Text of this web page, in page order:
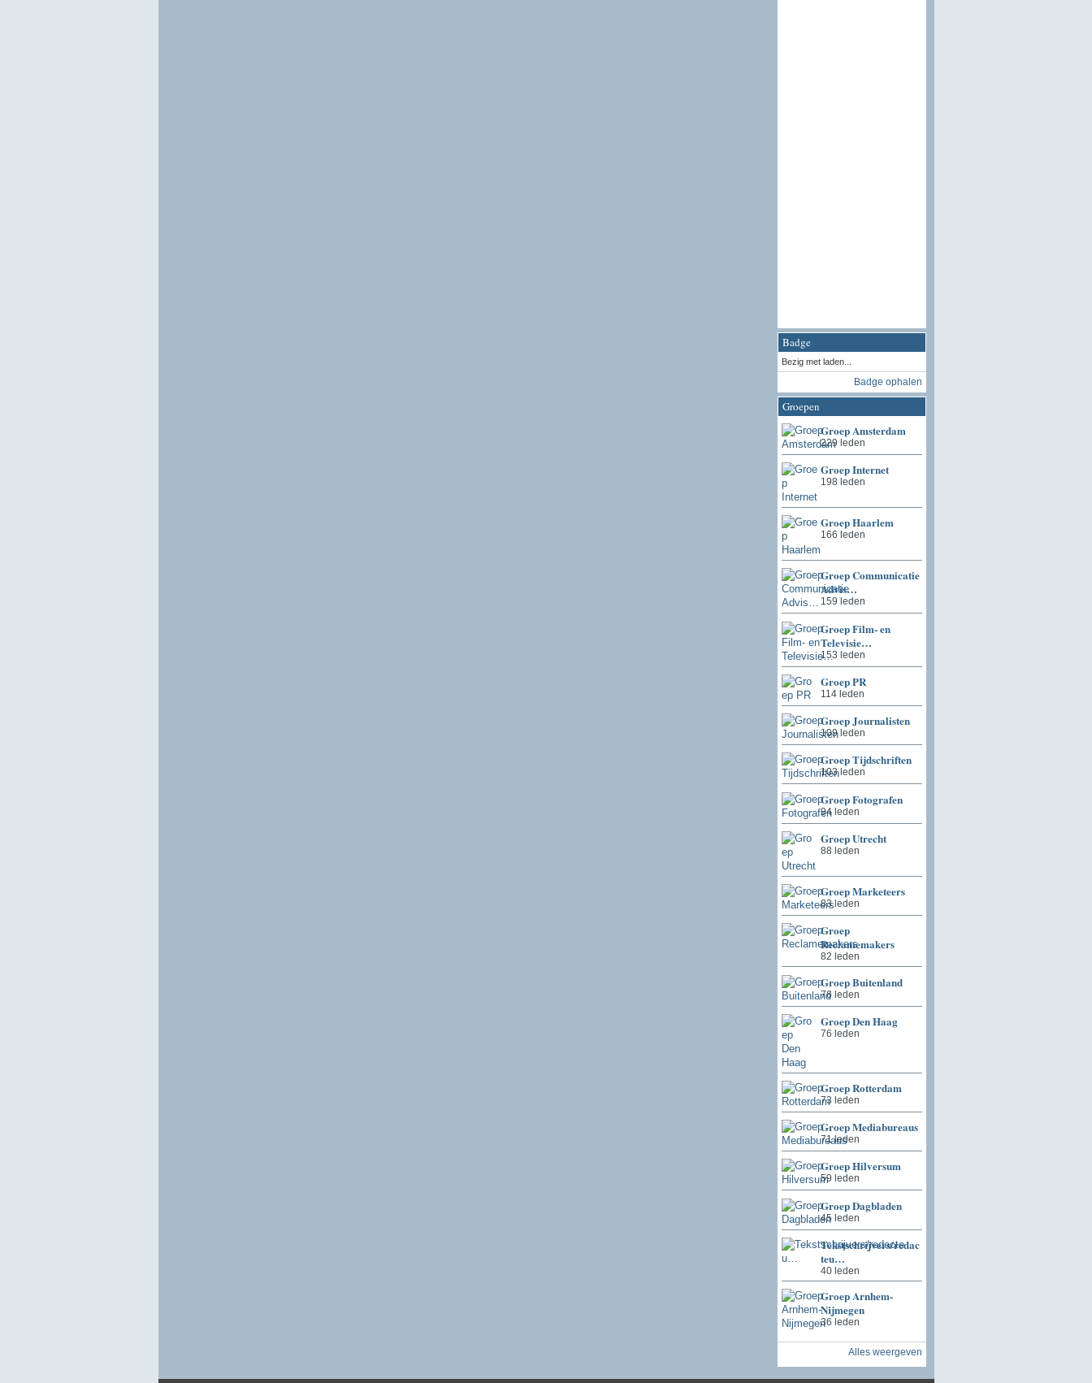
Badge
Bezig met laden...
Badge ophalen
Groepen
Groep Amsterdam
229 leden
Groep Internet
198 leden
Groep Haarlem
166 leden
Groep Communicatie
Advis…
159 leden
Groep Film- en
Televisie…
153 leden
Groep PR
114 leden
Groep Journalisten
109 leden
Groep Tijdschriften
103 leden
Groep Fotografen
94 leden
Groep Utrecht
88 leden
Groep Marketeers
83 leden
Groep
Reclamemakers
82 leden
Groep Buitenland
76 leden
Groep Den Haag
76 leden
Groep Rotterdam
73 leden
Groep Mediabureaus
71 leden
Groep Hilversum
59 leden
Groep Dagbladen
45 leden
Tekstschrijvers/redac
teu…
40 leden
Groep Arnhem-
Nijmegen
36 leden
Alles weergeven